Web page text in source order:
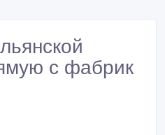
с фабрик